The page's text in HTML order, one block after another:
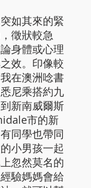
如其來的緊
徵狀較急
身體或心理
效。印像較
在澳洲唸書
尼乘搭約九
新南威爾斯
市的新
同學也帶同
小男孩一起
忽然莫名的
驗媽媽會給